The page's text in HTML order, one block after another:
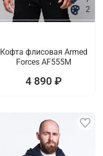
2
Кофта флисовая Armed
Forces AF555M
4 890 ₽